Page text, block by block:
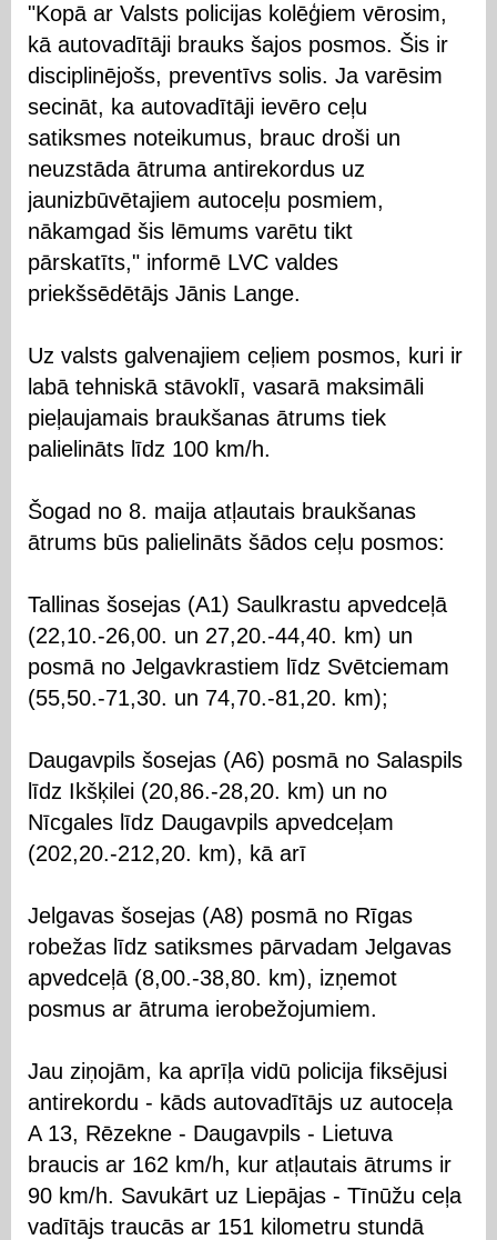
"Kopā ar Valsts policijas kolēģiem vērosim,
kā autovadītāji brauks šajos posmos. Šis ir
disciplinējošs, preventīvs solis. Ja varēsim
secināt, ka autovadītāji ievēro ceļu
satiksmes noteikumus, brauc droši un
neuzstāda ātruma antirekordus uz
jaunizbūvētajiem autoceļu posmiem,
nākamgad šis lēmums varētu tikt
pārskatīts," informē LVC valdes
priekšsēdētājs Jānis Lange.
Uz valsts galvenajiem ceļiem posmos, kuri ir
labā tehniskā stāvoklī, vasarā maksimāli
pieļaujamais braukšanas ātrums tiek
palielināts līdz 100 km/h.
Šogad no 8. maija atļautais braukšanas
ātrums būs palielināts šādos ceļu posmos:
Tallinas šosejas (A1) Saulkrastu apvedceļā
(22,10.-26,00. un 27,20.-44,40. km) un
posmā no Jelgavkrastiem līdz Svētciemam
(55,50.-71,30. un 74,70.-81,20. km);
Daugavpils šosejas (A6) posmā no Salaspils
līdz Ikšķilei (20,86.-28,20. km) un no
Nīcgales līdz Daugavpils apvedceļam
(202,20.-212,20. km), kā arī
Jelgavas šosejas (A8) posmā no Rīgas
robežas līdz satiksmes pārvadam Jelgavas
apvedceļā (8,00.-38,80. km), izņemot
posmus ar ātruma ierobežojumiem.
Jau ziņojām, ka aprīļa vidū policija fiksējusi
antirekordu - kāds autovadītājs uz autoceļa
A 13, Rēzekne - Daugavpils - Lietuva
braucis ar 162 km/h, kur atļautais ātrums ir
90 km/h. Savukārt uz Liepājas - Tīnūžu ceļa
vadītājs traucās ar 151 kilometru stundā